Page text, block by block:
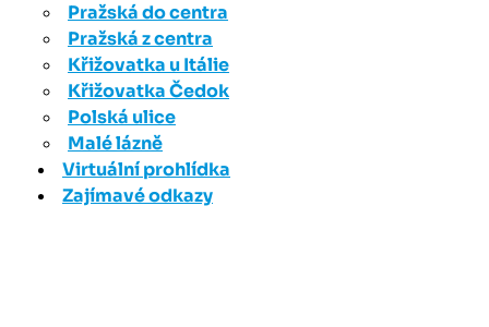
Pražská do centra
Pražská z centra
Křižovatka u Itálie
Křižovatka Čedok
Polská ulice
Malé lázně
Virtuální prohlídka
Zajímavé odkazy